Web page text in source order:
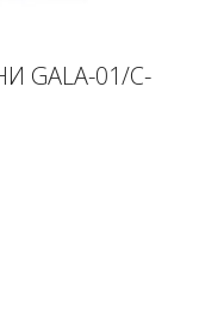
GALA-01/C-